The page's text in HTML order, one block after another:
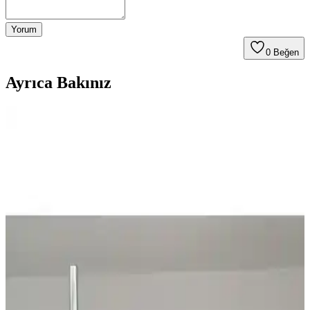
Yorum
0 Beğen
Ayrıca Bakınız
Seçenekler: Madame Coco Chase Asılabilir Soft